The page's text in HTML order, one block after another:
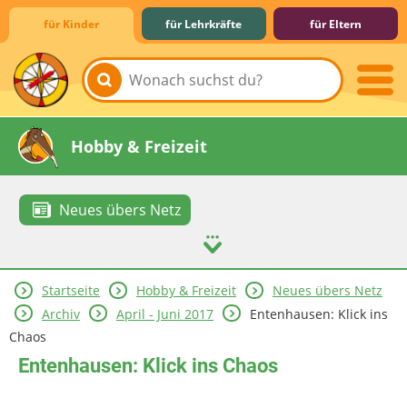
für Kinder für Lehrkräfte für Eltern
Lernen & Schule
Hobby & Freizeit
Neues übers Netz
Spiel & Spaß
Mitreden & Mitmachen
Startseite Hobby & Freizeit
Neues übers Netz
Archiv
April - Juni 2017
Entenhausen: Klick ins
Chaos
Entenhausen: Klick ins Chaos